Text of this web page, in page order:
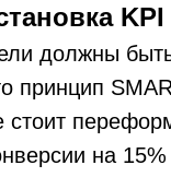
KPI
должны
принцип
стоит
на